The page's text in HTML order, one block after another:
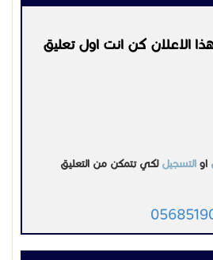
الاعلان كن انت اول تعليق
او التسجيل لكي تتمكن من التعليق